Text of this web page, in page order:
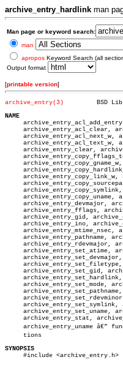
archive_entry_hardlink man
Man page or keyword search:
man
apropos Keyword Search (all
Output format
[printable version]
archive_entry(3)
NAME
archive_entry_acl_add_entry,
archive_entry_acl_clear,
archive_entry_acl_next_w,
archive_entry_acl_text_w,
archive_entry_clear,
archive_entry_copy_link_w,
archive_entry_copy_uname,
archive_entry_devmajor,
archive_entry_fflags,
archive_entry_gid,
archive_entry_ino,
archive_entry_mtime_nsec,
archive_entry_pathname,
archive_entry_rdevmajor,
archive_entry_set_atime,
archive_entry_set_gid,
archive_entry_set_mode,
archive_entry_set_symlink,
archive_entry_set_uname,
archive_entry_stat,
archive_entry_uname â€”
     tions
SYNOPSIS
#include <archive_entry.h>